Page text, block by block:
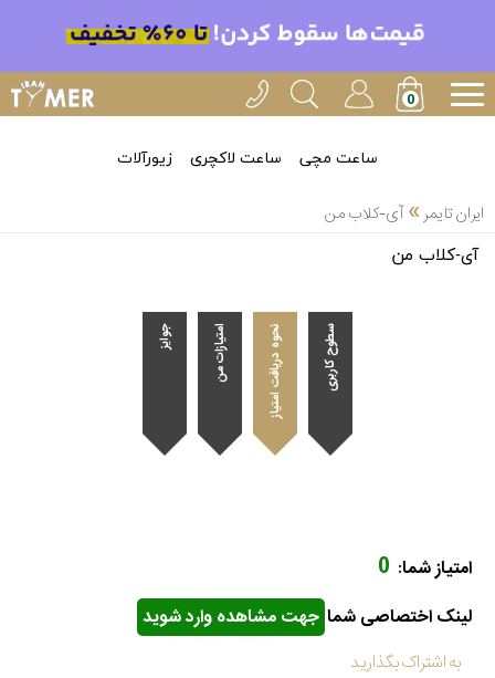
ساعت مچی ساعت لاکچری زیورآلات
ایران تایمر » آی-کلاب من
آی-کلاب من
جوایز امتیازات من نحوه دریافت امتیاز سطوح کاربری
امتیاز شما: 0
لینک اختصاصی شما جهت مشاهده وارد شوید
به اشتراک بگذارید